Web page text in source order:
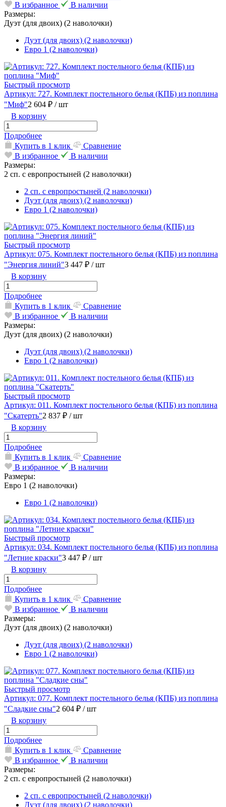
В избранное
В наличии
Размеры:
Дуэт (для двоих) (2 наволочки)
Дуэт (для двоих) (2 наволочки)
Евро 1 (2 наволочки)
Быстрый просмотр
Артикул: 727. Комплект постельного белья (КПБ) из поплина
"Миф"2 604 ₽ / шт
В корзину
Подробнее
Купить в 1 клик
Сравнение
В избранное
В наличии
Размеры:
2 сп. с европростыней (2 наволочки)
2 сп. с европростыней (2 наволочки)
Дуэт (для двоих) (2 наволочки)
Евро 1 (2 наволочки)
Быстрый просмотр
Артикул: 075. Комплект постельного белья (КПБ) из поплина
"Энергия линий"3 447 ₽ / шт
В корзину
Подробнее
Купить в 1 клик
Сравнение
В избранное
В наличии
Размеры:
Дуэт (для двоих) (2 наволочки)
Дуэт (для двоих) (2 наволочки)
Евро 1 (2 наволочки)
Быстрый просмотр
Артикул: 011. Комплект постельного белья (КПБ) из поплина
"Скатерть"2 837 ₽ / шт
В корзину
Подробнее
Купить в 1 клик
Сравнение
В избранное
В наличии
Размеры:
Евро 1 (2 наволочки)
Евро 1 (2 наволочки)
Быстрый просмотр
Артикул: 034. Комплект постельного белья (КПБ) из поплина
"Летние краски"3 447 ₽ / шт
В корзину
Подробнее
Купить в 1 клик
Сравнение
В избранное
В наличии
Размеры:
Дуэт (для двоих) (2 наволочки)
Дуэт (для двоих) (2 наволочки)
Евро 1 (2 наволочки)
Быстрый просмотр
Артикул: 077. Комплект постельного белья (КПБ) из поплина
"Сладкие сны"2 604 ₽ / шт
В корзину
Подробнее
Купить в 1 клик
Сравнение
В избранное
В наличии
Размеры:
2 сп. с европростыней (2 наволочки)
2 сп. с европростыней (2 наволочки)
Дуэт (для двоих) (2 наволочки)